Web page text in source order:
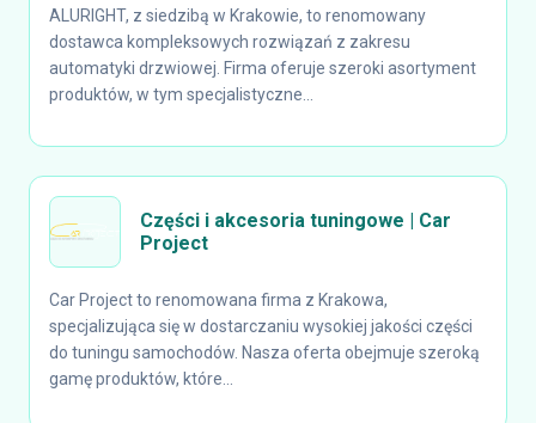
ALURIGHT, z siedzibą w Krakowie, to renomowany
dostawca kompleksowych rozwiązań z zakresu
automatyki drzwiowej. Firma oferuje szeroki asortyment
produktów, w tym specjalistyczne...
Części i akcesoria tuningowe | Car
Project
Car Project to renomowana firma z Krakowa,
specjalizująca się w dostarczaniu wysokiej jakości części
do tuningu samochodów. Nasza oferta obejmuje szeroką
gamę produktów, które...